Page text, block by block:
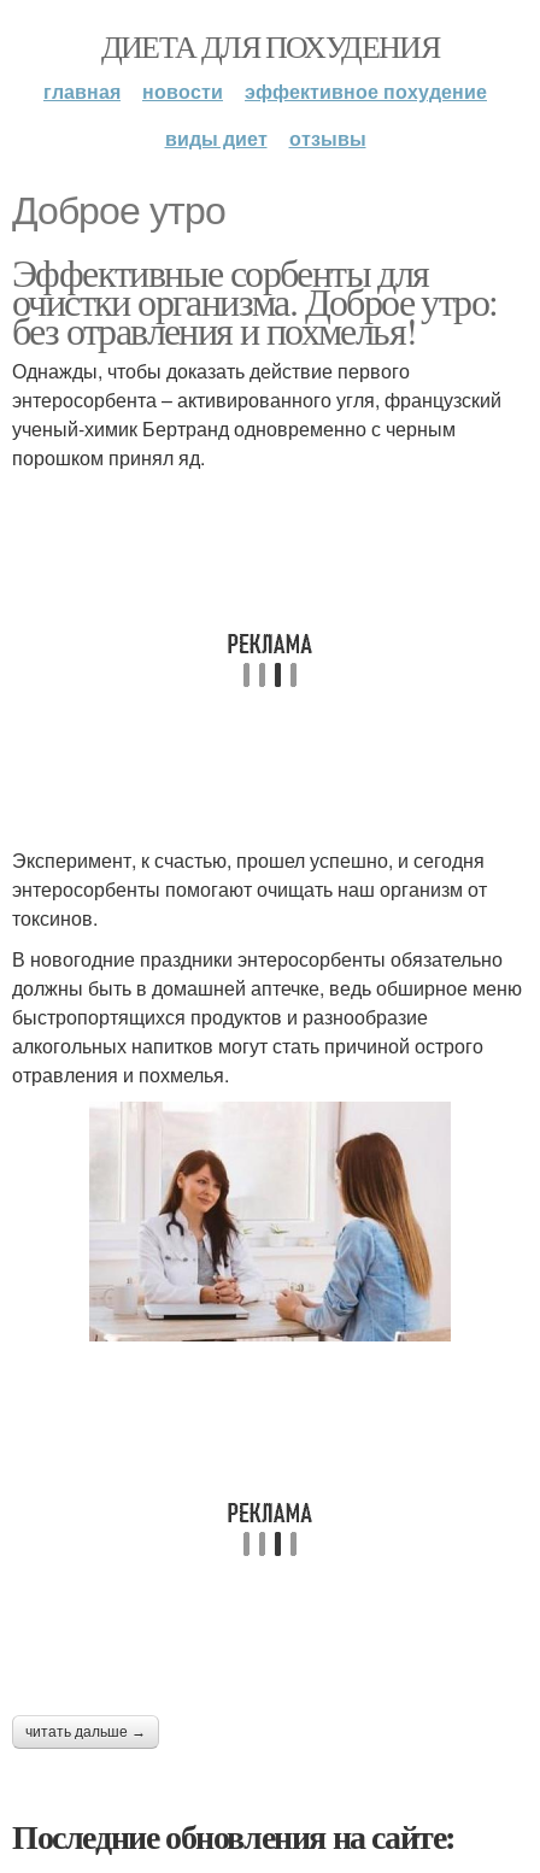
ДИЕТА ДЛЯ ПОХУДЕНИЯ
главная новости
эффективное похудение
виды диет
отзывы
Доброе утро
Эффективные сорбенты для
очистки организма. Доброе утро:
без отравления и похмелья!
Однажды, чтобы доказать действие первого
энтеросорбента – активированного угля, французский
ученый-химик Бертранд одновременно с черным
порошком принял яд.
Эксперимент, к счастью, прошел успешно, и сегодня
энтеросорбенты помогают очищать наш организм от
токсинов.
В новогодние праздники энтеросорбенты обязательно
должны быть в домашней аптечке, ведь обширное меню
быстропортящихся продуктов и разнообразие
алкогольных напитков могут стать причиной острого
отравления и похмелья.
читать дальше →
Последние обновления на сайте: